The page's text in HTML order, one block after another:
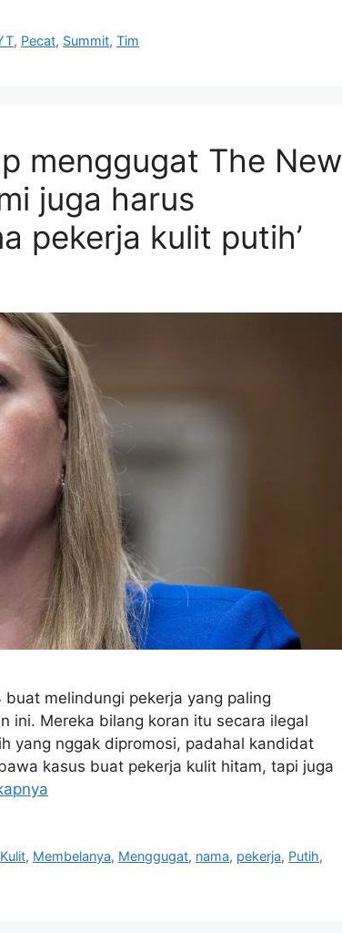
, Pecat, Summit,Tim
menggugat The New
juga harus
pekerja kulit putih’
melindungi pekerja yang paling
ini. Mereka bilang koran itu secara ilegal
yang nggak dipromosi, padahal kandidat
kasus buat pekerja kulit hitam, tapi juga
Kulit, Membelanya, Menggugat, nama, pekerja, Putih,